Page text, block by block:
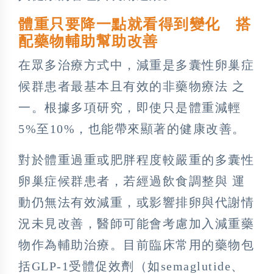
體重只要降一點就看得到變化 搭
配藥物輔助幫助改善
在眾多治療方式中，減重是多囊性卵巢症
候群患者最基本且有效的非藥物療法 之
一。根據多項研究，即使只是體重減輕
5%至10%，也能帶來顯著的健康改善。
對於體重過重或肥胖程度較嚴重的多囊性
卵巢症候群患者，若經過飲食調整與 運
動仍無法有效減重，或影響排卵與代謝情
況未見改善，醫師可能會考慮加入減重藥
物作為輔助治療。目前臨床常用的藥物包
括GLP-1受體促效劑（如semaglutide、